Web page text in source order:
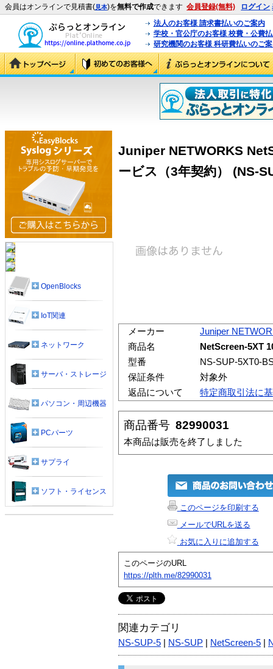
会員はオンラインで見積書(見本)を無料で作成できます 会員登録(無料) ログイン
法人のお客様 請求書払いのご案内
学校・官公庁のお客様 校費・公費
研究機関のお客様 科研費払いのご
Juniper NETWORKS
ービス（3年契約） (NS-
メーカー
Juniper
商品名
NetScreen-5XT
型番
NS-SUP-5XT0-
保証条件
対象外
返品について
特定商取引法に
商品番号 82990031
本商品は販売を終了しました
このページを印刷する
メールでURLを送る
お気に入りに追加する
このページのURL
https://plth.me/82990031
関連カテゴリ
NS-SUP-5 NS-SUP NetScreen-5
OpenBlocks
IoT関連
ネットワーク
サーバ・ストレージ
パソコン・周辺機器
PCパーツ
サプライ
ソフト・ライセンス